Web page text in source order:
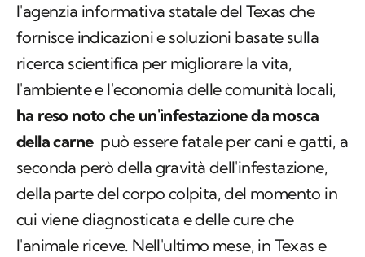
l'agenzia informativa statale del Texas che
fornisce indicazioni e soluzioni basate sulla
ricerca scientifica per migliorare la vita,
l'ambiente e l'economia delle comunità locali,
ha reso noto che un'infestazione da mosca
della carnepuò essere fatale per cani e gatti, a
seconda però della gravità dell'infestazione,
della parte del corpo colpita, del momento in
cui viene diagnosticata e delle cure che
l'animale riceve. Nell'ultimo mese, in Texas e